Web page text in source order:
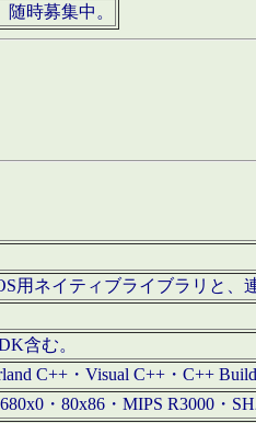
時募集中。
用ネイティブライブラリと、
含む。
C++・Visual C++・C++
・80x86・MIPS R3000・